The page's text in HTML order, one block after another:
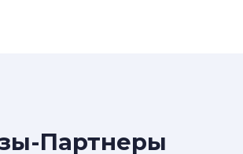
Партнеры